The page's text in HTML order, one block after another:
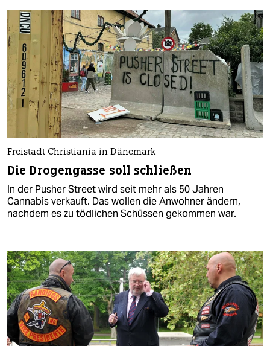
Freistadt Christiania in Dänemark
Die Drogengasse soll schließen
In der Pusher Street wird seit mehr als 50 Jahren
Cannabis verkauft. Das wollen die Anwohner ändern,
nachdem es zu tödlichen Schüssen gekommen war.